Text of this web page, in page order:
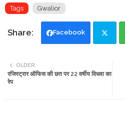
Tags Gwalior
Facebook
tte
OLDER
रजिस्ट्रार ऑफिस की छत पर 22 वर्षीय विधवा का
रेप